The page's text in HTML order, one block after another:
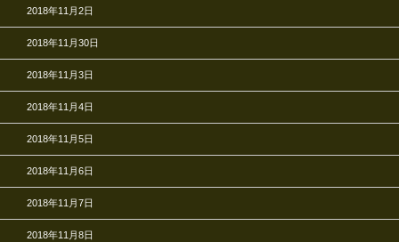
2018年11月2日
2018年11月30日
2018年11月3日
2018年11月4日
2018年11月5日
2018年11月6日
2018年11月7日
2018年11月8日